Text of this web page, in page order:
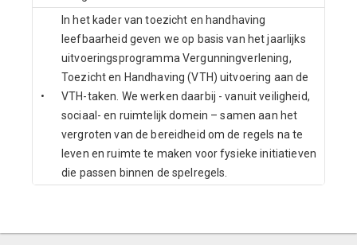
•
In het kader van toezicht en handhaving
leefbaarheid geven we op basis van het jaarlijks
uitvoeringsprogramma Vergunningverlening,
Toezicht en Handhaving (VTH) uitvoering aan de
VTH-taken. We werken daarbij - vanuit veiligheid,
sociaal- en ruimtelijk domein – samen aan het
vergroten van de bereidheid om de regels na te
leven en ruimte te maken voor fysieke initiatieven
die passen binnen de spelregels.